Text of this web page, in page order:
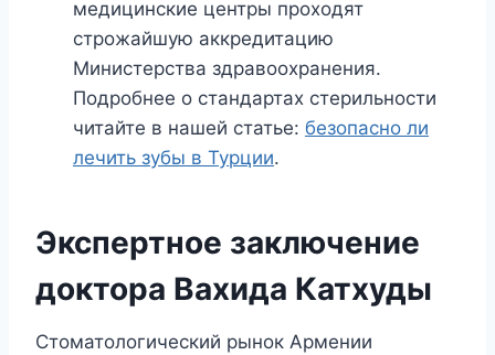
медицинские центры проходят
строжайшую аккредитацию
Министерства здравоохранения.
Подробнее о стандартах стерильности
читайте в нашей статье: безопасно ли
лечить зубы в Турции.
Экспертное заключение
доктора Вахида Катхуды
Стоматологический рынок Армении